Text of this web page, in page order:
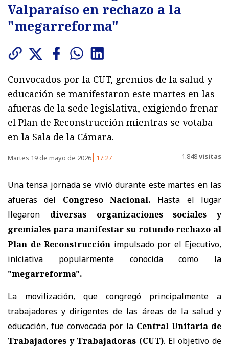
Valparaíso en rechazo a la
"megarreforma"
Convocados por la CUT, gremios de la salud y
educación se manifestaron este martes en las
afueras de la sede legislativa, exigiendo frenar
el Plan de Reconstrucción mientras se votaba
en la Sala de la Cámara.
Martes 19 de mayo de 2026 17:27 1.848visitas
Una tensa jornada se vivió durante este martes en las
afueras del Congreso Nacional. Hasta el lugar
llegaron diversas organizaciones sociales y
gremiales para manifestar su rotundo rechazo al
Plan de Reconstrucción impulsado por el Ejecutivo,
iniciativa popularmente conocida como la
"megarreforma".
La movilización, que congregó principalmente a
trabajadores y dirigentes de las áreas de la salud y
educación, fue convocada por la Central Unitaria de
Trabajadores y Trabajadoras (CUT). El objetivo de